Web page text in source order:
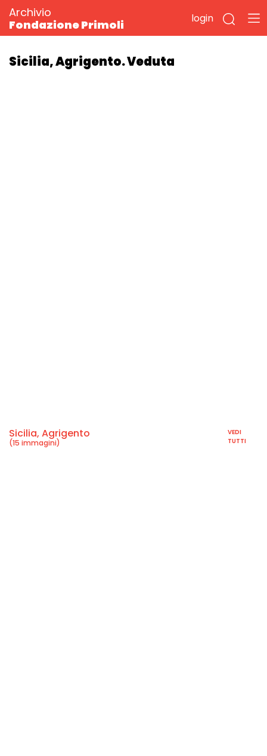
Archivio
Fondazione Primoli
login
Sicilia, Agrigento. Veduta
Sicilia, Agrigento
(15 immagini)
VEDI
TUTTI